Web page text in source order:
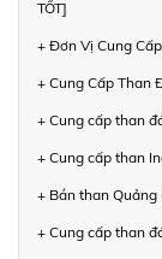
TỐT]
+ Đơn Vị Cung
+ Cung Cấp Than
+ Cung cấp than
+ Cung cấp than
+ Bán than
+ Cung cấp than